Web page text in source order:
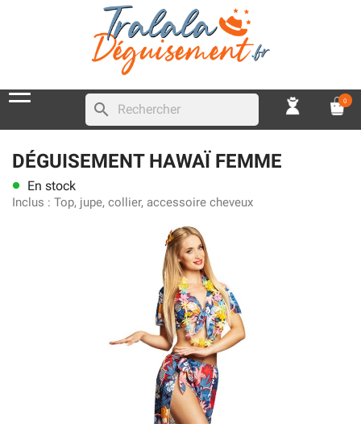
search 0
DÉGUISEMENT HAWAÏ FEMME
lens En stock
Inclus : Top, jupe, collier, accessoire cheveux